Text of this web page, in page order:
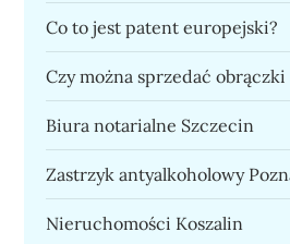
Co to jest patent europejski?
Czy można sprzedać obrączki
Biura notarialne Szczecin
Zastrzyk antyalkoholowy
Nieruchomości Koszalin